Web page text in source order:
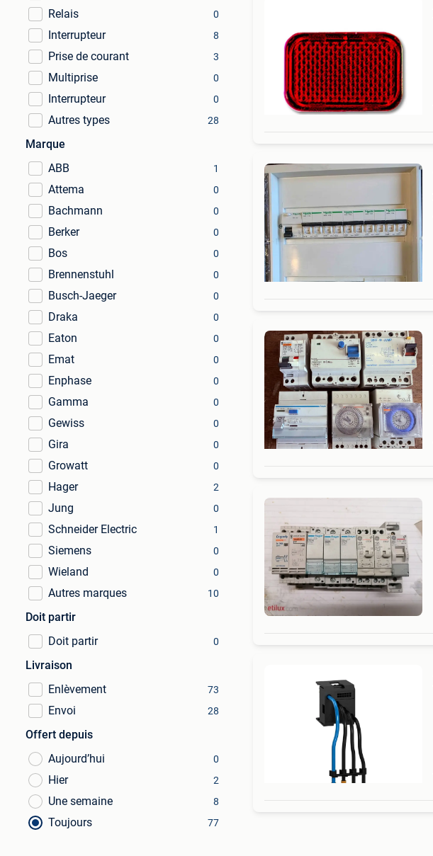
Relais 0
Interrupteur 8
Prise de courant 3
Multiprise 0
Interrupteur 0
Autres types 28
Marque
ABB
1
Attema 0
Bachmann 0
Berker 0
Bos 0
Brennenstuhl 0
Busch-Jaeger 0
Draka 0
Eaton 0
Emat 0
Enphase 0
Gamma 0
Gewiss 0
Gira 0
Growatt 0
Hager 2
Jung 0
Schneider Electric 1
Siemens 0
Wieland 0
Autres marques 10
Doit partir
Doit partir
0
Livraison
Enlèvement
73
Envoi 28
Offert depuis
Aujourd’hui
0
Hier 2
Une semaine 8
Toujours 77